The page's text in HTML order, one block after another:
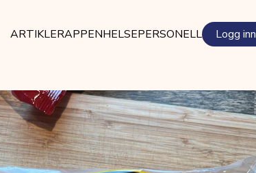
ARTIKLERAPPENHELSEPERSONELL Logg inn